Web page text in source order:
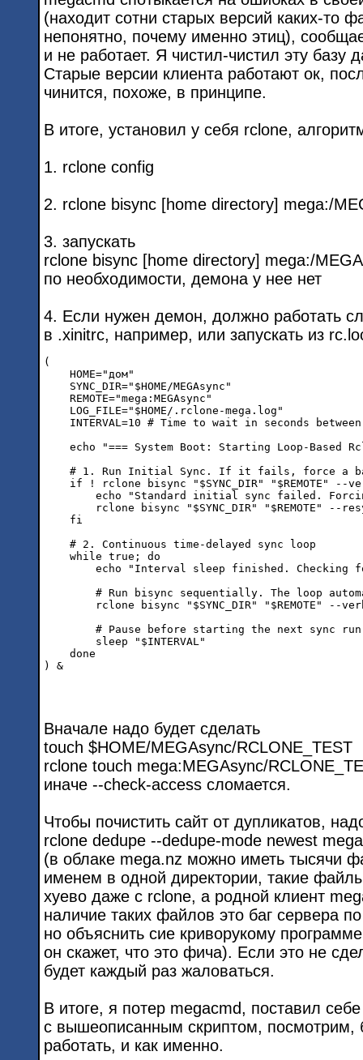
(находит сотни старых версий каких-то
непонятно, почему именно этиц),
и не работает. Я чистил-чистил эту базу
Старые версии клиента работают ок,
чинится, похоже, в принципе.
В итоге, установил у себя rclone,
1. rclone config
2. rclone bisync [home directory] mega:/
3. запускать
rclone bisync [home directory] mega:/
по необходимости, демона у нее нет
4. Если нужен демон, должно работать
в .xinitrc, например, или запускать из
(
    HOME="дом"
    SYNC_DIR="$HOME/MEGAsync"
    REMOTE="mega:MEGAsync"
    LOG_FILE="$HOME/.rclone-mega.log"
INTERVAL=10 # Time to wait in seconds
echo "=== System Boot: Starting Loop-Based
# 1. Run Initial Sync. If it fails, force a
if ! rclone bisync "$SYNC_DIR" "$REMOTE" --
echo "Standard initial sync failed.
rclone bisync "$SYNC_DIR" "$REMOTE" --
    fi
    # 2. Continuous time-delayed sync loop
    while true; do
echo "Interval sleep finished. Checking
# Run bisync sequentially. The loop
rclone bisync "$SYNC_DIR" "$REMOTE" --
        # Pause before starting the next sync run
        sleep "$INTERVAL"
    done
Вначале надо будет сделать
touch $HOME/MEGAsync/RCLONE_TEST
rclone touch mega:MEGAsync/
иначе --check-access сломается.
Чтобы почистить сайт от дупликатов,
rclone dedupe --dedupe-mode newest
(в облаке mega.nz можно иметь тысячи
именем в одной директории, такие
хуево даже с rclone, а родной клиент
наличие таких файлов это баг сервера
но объяснить сие криворукому
он скажет, что это фича). Если это не
будет каждый раз жаловаться.
В итоге, я потер megacmd, поставил
с вышеописанным скриптом, посмотрим,
работать, и как именно.